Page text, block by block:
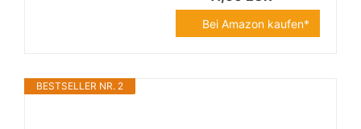
Bei Amazon kaufen*
BESTSELLER NR. 2